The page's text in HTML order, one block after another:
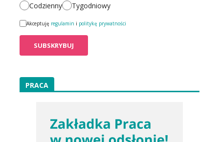
Codzienny Tygodniowy
Akceptuję regulamin i politykę prywatności
PRACA